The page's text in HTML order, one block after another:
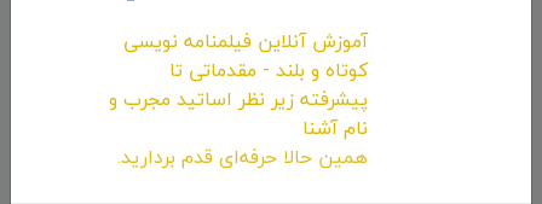
اشتراک:
پست های مرتبط
آموزش آنلاین فیلمنامه نویسی
کوتاه و بلند - مقدماتی تا
پیشرفته زیر نظر اساتید مجرب و
نام آشنا
همین حالا حرفه‌ای قدم بردارید.